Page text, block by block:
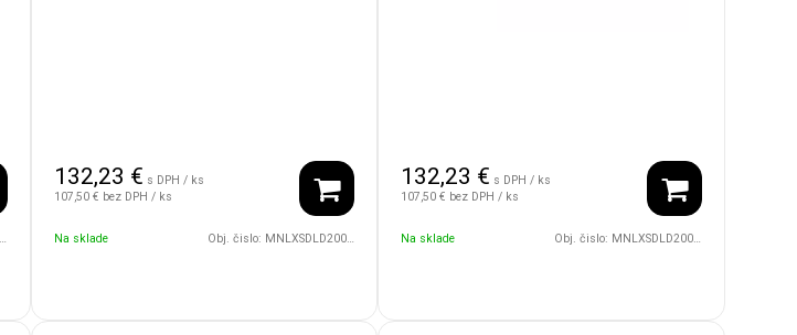
132,23 € s DPH / ks
107,50 € bez DPH / ks
Na sklade Obj. čislo: MNLXSDLD200/30W/24V/110/1800/4500/BK
132,23 € s DPH / ks
107,50 € bez DPH / ks
Na sklade Obj. čislo: MNLXSDLD200/30W/24V/110/1800/4500/WH